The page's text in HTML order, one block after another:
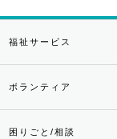
福祉サービス
ボランティア
困りごと/相談